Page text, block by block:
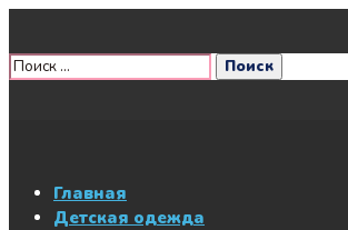
Главная
Детская одежда